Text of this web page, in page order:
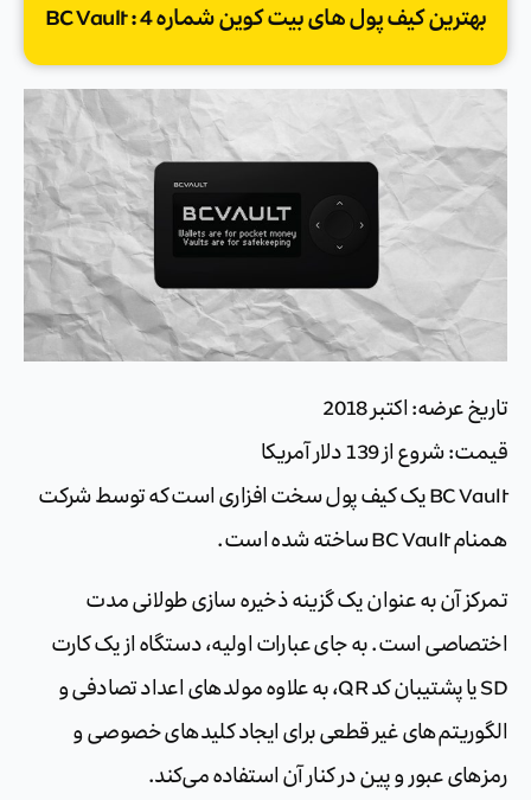
بهترین کیف پول های بیت کوین شماره 4 : BC Vault
تاریخ عرضه: اکتبر 2018
قیمت: شروع از 139 دلار آمریکا
BC Vault یک کیف پول سخت افزاری است که توسط شرکت
همنام BC Vault ساخته شده است.
تمرکز آن به عنوان یک گزینه ذخیره سازی طولانی مدت
اختصاصی است. به جای عبارات اولیه، دستگاه از یک کارت
SD یا پشتیبان کد QR، به علاوه مولدهای اعداد تصادفی و
الگوریتم‌های غیر قطعی برای ایجاد کلیدهای خصوصی و
رمزهای عبور و پین در کنار آن استفاده می‌کند.